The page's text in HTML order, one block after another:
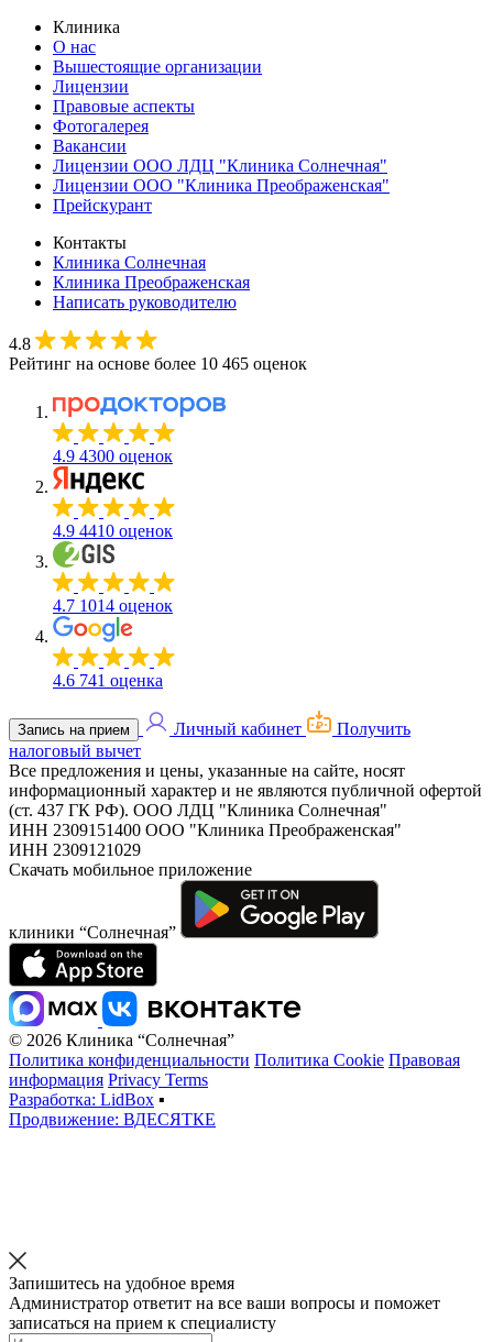
Клиника
О нас
Вышестоящие организации
Лицензии
Правовые аспекты
Фотогалерея
Вакансии
Лицензии ООО ЛДЦ "Клиника Солнечная"
Лицензии ООО "Клиника Преображенская"
Прейскурант
Контакты
Клиника Солнечная
Клиника Преображенская
Написать руководителю
4.8
Рейтинг на основе более 10 465 оценок
4.9 4300 оценок
4.9 4410 оценок
4.7 1014 оценок
4.6 741 оценка
Запись на прием Личный кабинет
Получить
налоговый вычет
Все предложения и цены, указанные на сайте, носят
информационный характер и не являются публичной офертой
(ст. 437 ГК РФ). ООО ЛДЦ "Клиника Солнечная"
ИНН 2309151400 ООО "Клиника Преображенская"
ИНН 2309121029
Скачать мобильное приложение
клиники “Солнечная”
© 2026 Клиника “Солнечная”
Политика конфиденциальности Политика Cookie Правовая
информация Privacy Terms
Разработка: LidBox ▪
Продвижение: ВДЕСЯТКЕ
Запишитесь на удобное время
Администратор ответит на все ваши вопросы и поможет
записаться на прием к специалисту